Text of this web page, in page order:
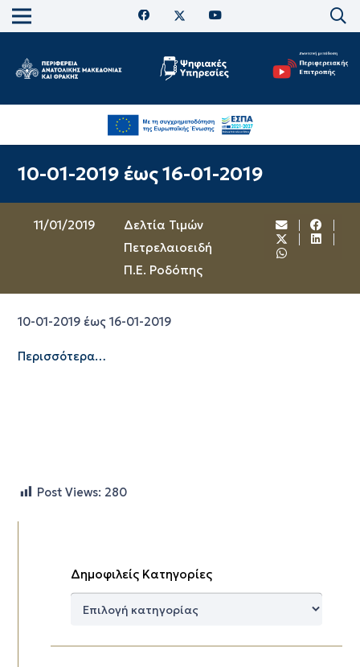
10-01-2019 έως 16-01-2019
11/01/2019
Δελτία Τιμών
Πετρελαιοειδή
Π.Ε. Ροδόπης
10-01-2019 έως 16-01-2019
Περισσότερα…
Post Views: 280
Δημοφιλείς Κατηγορίες
Δημοφιλείς